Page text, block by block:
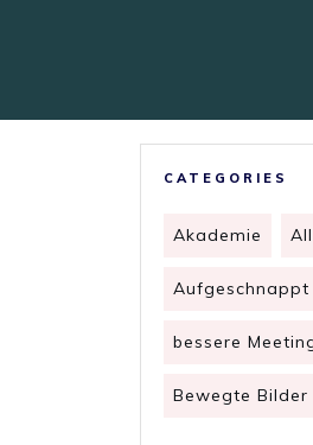
CATEGORIES
Akademie
Aufgeschnappt
bessere
Bewegte Bilder